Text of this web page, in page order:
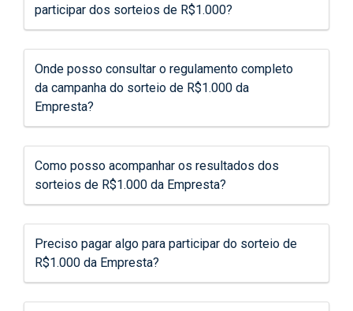
participar dos sorteios de R$1.000?
Onde posso consultar o regulamento completo
da campanha do sorteio de R$1.000 da
Empresta?
Como posso acompanhar os resultados dos
sorteios de R$1.000 da Empresta?
Preciso pagar algo para participar do sorteio de
R$1.000 da Empresta?